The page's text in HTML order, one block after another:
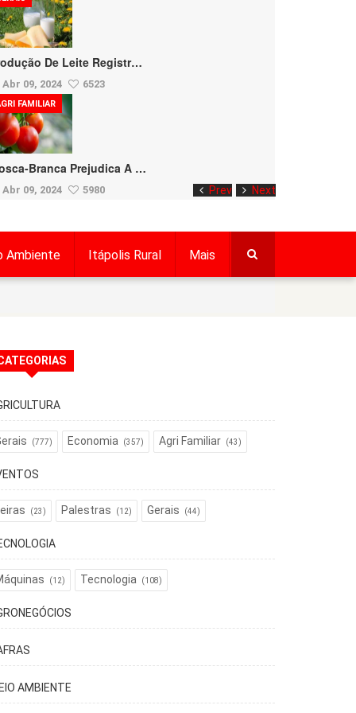
Prev Next
De Leite Registr…
Abr 09, 2024 6523
Branca Prejudica A …
Abr 09, 2024 5980
FAMILIAR
Ambiente Itápolis Rural Mais
(777) Economia (357) Agri Familiar (43)
(23) Palestras (12) Gerais (44)
(12) Tecnologia (108)
AMBIENTE